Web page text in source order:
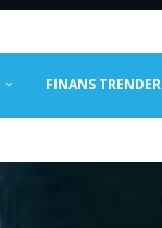
FINANS TRENDER